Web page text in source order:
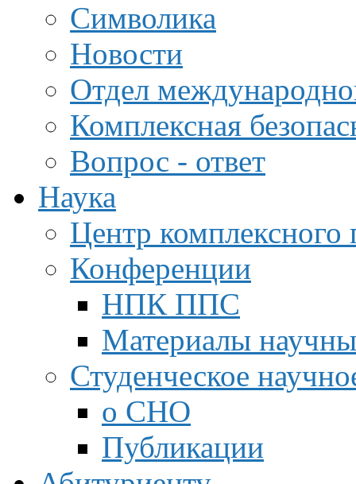
Символика
Новости
Отдел
Комплексная
Вопрос - ответ
Наука
Центр
Конференции
НПК ППС
Материалы
Студенческое
о СНО
Публикации